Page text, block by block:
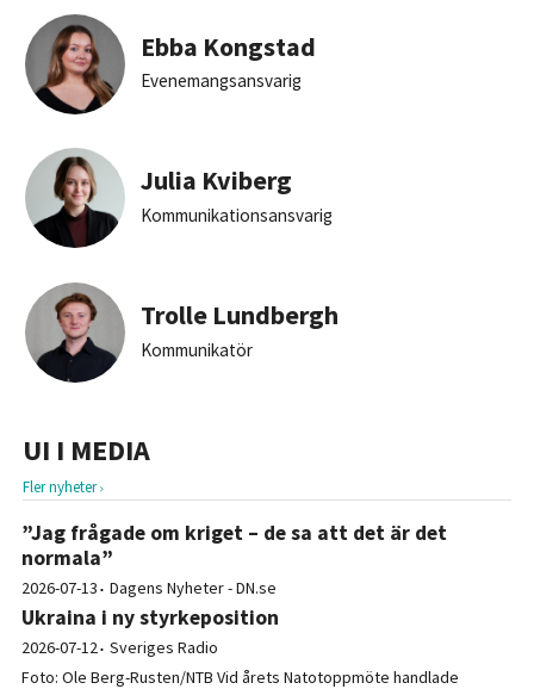
Ebba Kongstad
Evenemangsansvarig
Julia Kviberg
Kommunikationsansvarig
Trolle Lundbergh
Kommunikatör
UI I MEDIA
Fler nyheter
”Jag frågade om kriget – de sa att det är det
normala”
2026-07-13 Dagens Nyheter - DN.se
Ukraina i ny styrkeposition
2026-07-12 Sveriges Radio
Foto: Ole Berg-Rusten/NTB Vid årets Natotoppmöte handlade